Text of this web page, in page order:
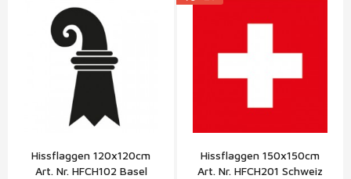
Hissflaggen 120x120cm
Art. Nr. HFCH102 Basel
Hissflaggen 150x150cm
Art. Nr. HFCH201 Schweiz